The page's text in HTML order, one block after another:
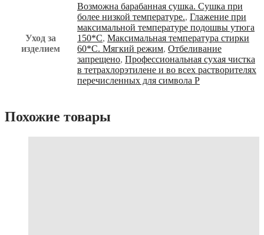
Уход за
изделием
Возможна барабанная сушка. Сушка при
более низкой температуре., Глажение при
максимальной температуре подошвы утюга
150*С, Максимальная температура стирки
60*С. Мягкий режим, Отбеливание
запрещено, Профессиональная сухая чистка
в тетрахлорэтилене и во всех растворителях
перечисленных для символа Р
Похожие товары